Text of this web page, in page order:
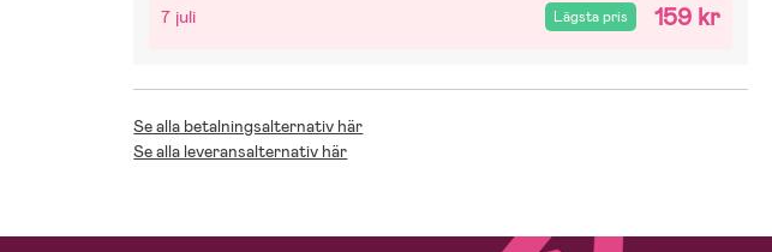
7 juli Lägsta pris 159 kr
Se alla betalningsalternativ här
Se alla leveransalternativ här